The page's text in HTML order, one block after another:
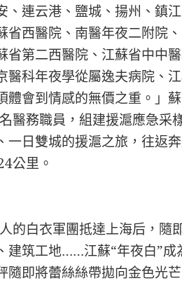
、連云港、鹽城、揚州、鎮
省西醫院、南醫年夜二附院
省第二西醫院、江蘇省中中
醫科年夜學從屬逸夫病院、
體會到情感的無價之重。」
醫務職員，組建援滬應急采
一日雙城的援滬之旅，往返
公里。
白衣軍團抵達上海后，隨
建筑工地……江蘇“年夜白”成
隨即將蕾絲絲帶拋向金色光